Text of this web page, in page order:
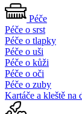
Péče
Péče o srst
Péče o tlapky
Péče o uši
Péče o kůži
Péče o oči
Péče o zuby
Kartáče a kleště na